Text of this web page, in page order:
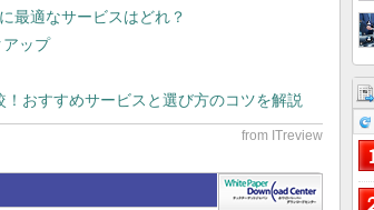
最適なサービスはどれ？
アップ
！おすすめサービスと選び方のコツを解説